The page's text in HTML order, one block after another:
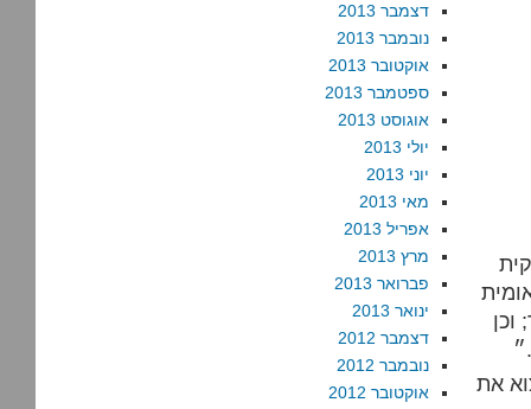
את
דצמבר 2013
נובמבר 2013
אוקטובר 2013
ספטמבר 2013
אוגוסט 2013
יולי 2013
יוני 2013
מאי 2013
אפריל 2013
מרץ 2013
פברואר 2013
ינואר 2013
דצמבר 2012
נובמבר 2012
אוקטובר 2012